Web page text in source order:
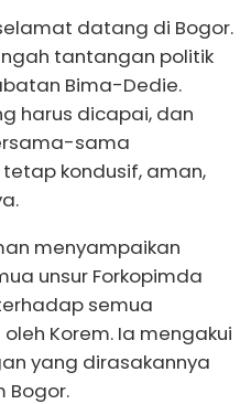
datang di Bogor.
tantangan politik
Bima-Dedie.
harus dicapai, dan
sama
kondusif, aman,
menyampaikan
unsur Forkopimda
semua
Korem. Ia mengakui
yang dirasakannya
Bogor.